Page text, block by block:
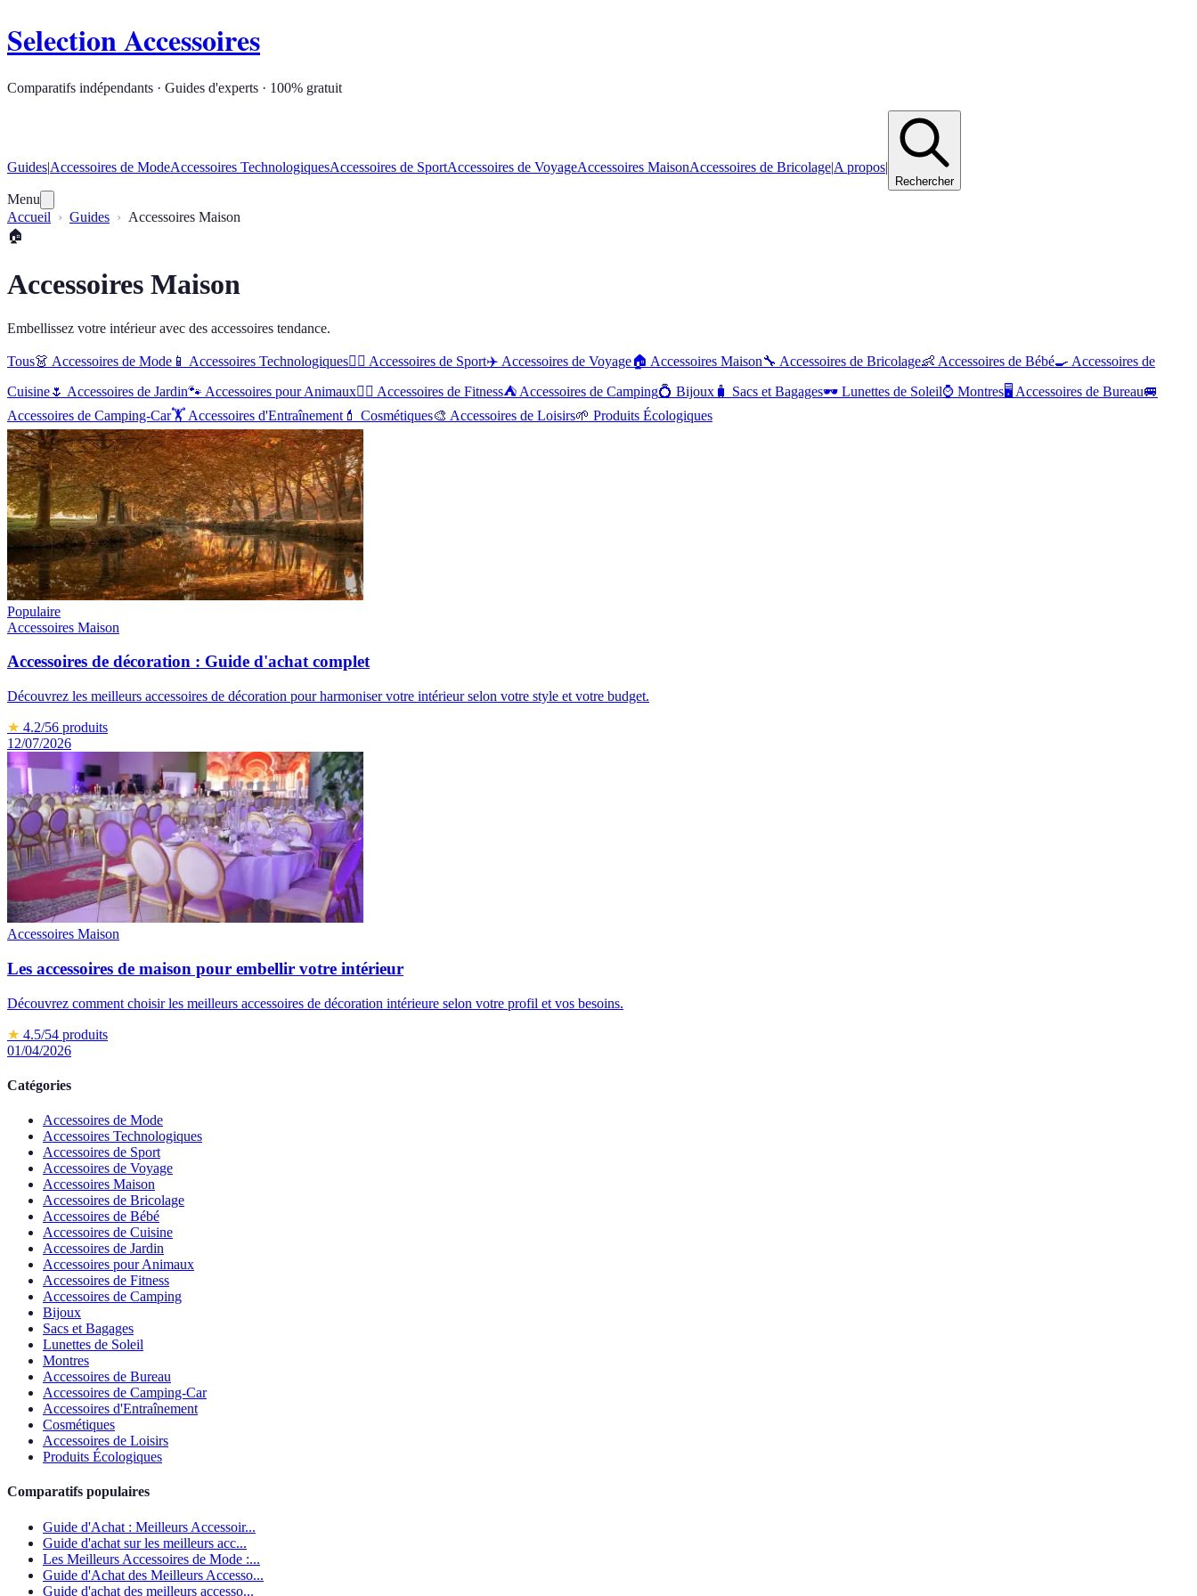
Selection Accessoires
Comparatifs indépendants · Guides d'experts · 100% gratuit
Guides|Accessoires de ModeAccessoires TechnologiquesAccessoires de SportAccessoires de VoyageAccessoires MaisonAccessoires de Bricolage|A propos|
Rechercher
Menu
Accueil
Guides
Accessoires Maison
🏠
Accessoires Maison
Embellissez votre intérieur avec des accessoires tendance.
Tous👗 Accessoires de Mode 📱 Accessoires Technologiques🏋️‍♂️ Accessoires de Sport✈️ Accessoires de Voyage🏠 Accessoires Maison🔧 Accessoires de Bricolage👶 Accessoires de Bébé🍳 Accessoires de
Cuisine🌷 Accessoires de Jardin🐾 Accessoires pour Animaux🏃‍♂️ Accessoires de Fitness⛺ Accessoires de Camping💍 Bijoux 🧳 Sacs et Bagages🕶️ Lunettes de Soleil⌚ Montres🖥️ Accessoires de Bureau🚐
Accessoires de Camping-Car🏋️ Accessoires d'Entraînement 💄 Cosmétiques🎨 Accessoires de Loisirs🌱 Produits Écologiques
Populaire
Accessoires Maison
Accessoires de décoration : Guide d'achat complet
Découvrez les meilleurs accessoires de décoration pour harmoniser votre intérieur selon votre style et votre budget.
★ 4.2/56 produits
12/07/2026
Accessoires Maison
Les accessoires de maison pour embellir votre intérieur
Découvrez comment choisir les meilleurs accessoires de décoration intérieure selon votre profil et vos besoins.
★ 4.5/54 produits
01/04/2026
Catégories
Accessoires de Mode
Accessoires Technologiques
Accessoires de Sport
Accessoires de Voyage
Accessoires Maison
Accessoires de Bricolage
Accessoires de Bébé
Accessoires de Cuisine
Accessoires de Jardin
Accessoires pour Animaux
Accessoires de Fitness
Accessoires de Camping
Bijoux
Sacs et Bagages
Lunettes de Soleil
Montres
Accessoires de Bureau
Accessoires de Camping-Car
Accessoires d'Entraînement
Cosmétiques
Accessoires de Loisirs
Produits Écologiques
Comparatifs populaires
Guide d'Achat : Meilleurs Accessoir...
Guide d'achat sur les meilleurs acc...
Les Meilleurs Accessoires de Mode :...
Guide d'Achat des Meilleurs Accesso...
Guide d'achat des meilleurs accesso...